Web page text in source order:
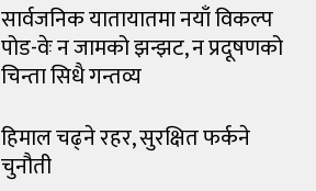
सार्वजनिक यातायातमा नयाँ विकल्प
पोड-वेः न जामको झन्झट, न प्रदूषणको
चिन्ता सिधै गन्तव्य
हिमाल चढ्ने रहर, सुरक्षित फर्कने
चुनौती